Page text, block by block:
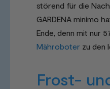
störend für die
GARDENA minimo
Ende, denn mit nur
Mähroboter zu den
Frost-